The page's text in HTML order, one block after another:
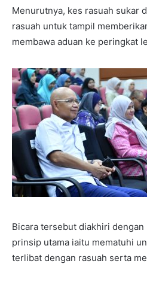
Menurutnya, kes rasuah sukar
rasuah untuk tampil
membawa aduan ke peringkat
Bicara tersebut diakhiri
prinsip utama iaitu mematuhi
terlibat dengan rasuah serta